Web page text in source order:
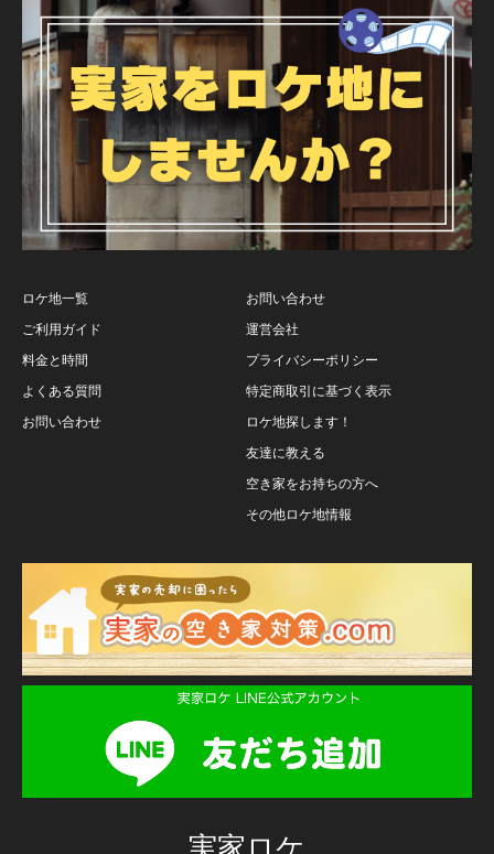
ロケ地一覧
ご利用ガイド
料金と時間
よくある質問
お問い合わせ
お問い合わせ
運営会社
プライバシーポリシー
特定商取引に基づく表示
ロケ地探します！
友達に教える
空き家をお持ちの方へ
その他ロケ地情報